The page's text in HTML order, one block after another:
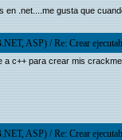
en .net....me gusta que
ASP)/Re: Crear
a c++ para crear mis
ASP)/Re: Crear